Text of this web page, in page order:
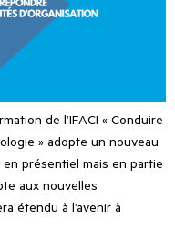
de l’IFACI « Conduire
» adopte un nouveau
présentiel mais en partie
aux nouvelles
étendu à l’avenir à